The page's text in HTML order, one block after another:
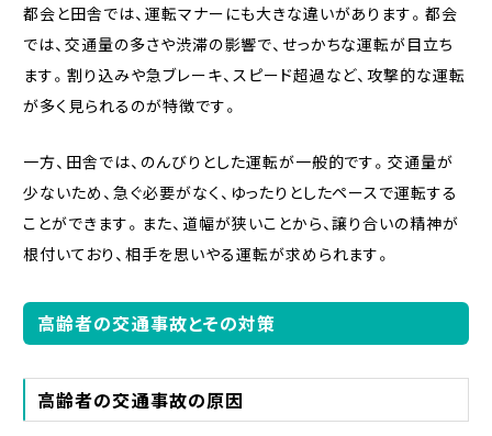
都会と田舎では、運転マナーにも大きな違いがあります。都会
では、交通量の多さや渋滞の影響で、せっかちな運転が目立ち
ます。割り込みや急ブレーキ、スピード超過など、攻撃的な運転
が多く見られるのが特徴です。
一方、田舎では、のんびりとした運転が一般的です。交通量が
少ないため、急ぐ必要がなく、ゆったりとしたペースで運転する
ことができます。また、道幅が狭いことから、譲り合いの精神が
根付いており、相手を思いやる運転が求められます。
高齢者の交通事故とその対策
高齢者の交通事故の原因